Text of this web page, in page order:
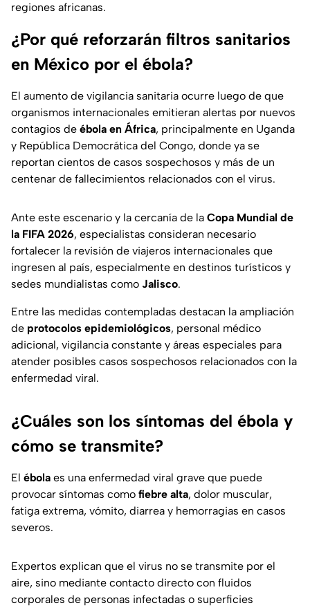
regiones africanas.
¿Por qué reforzarán filtros sanitarios
en México por el ébola?
El aumento de vigilancia sanitaria ocurre luego de que
organismos internacionales emitieran alertas por nuevos
contagios de ébola en África, principalmente en Uganda
y República Democrática del Congo, donde ya se
reportan cientos de casos sospechosos y más de un
centenar de fallecimientos relacionados con el virus.
Ante este escenario y la cercanía de la Copa Mundial de
la FIFA 2026, especialistas consideran necesario
fortalecer la revisión de viajeros internacionales que
ingresen al país, especialmente en destinos turísticos y
sedes mundialistas como Jalisco.
Entre las medidas contempladas destacan la ampliación
de protocolos epidemiológicos, personal médico
adicional, vigilancia constante y áreas especiales para
atender posibles casos sospechosos relacionados con la
enfermedad viral.
¿Cuáles son los síntomas del ébola y
cómo se transmite?
El ébola es una enfermedad viral grave que puede
provocar síntomas como fiebre alta, dolor muscular,
fatiga extrema, vómito, diarrea y hemorragias en casos
severos.
Expertos explican que el virus no se transmite por el
aire, sino mediante contacto directo con fluidos
corporales de personas infectadas o superficies